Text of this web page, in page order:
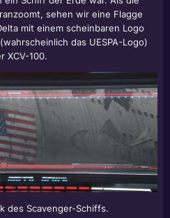
sehen wir eine Flagge
mit einem scheinbaren Logo
das UESPA-Logo)
XCV-100.
des Scavenger-Schiffs.